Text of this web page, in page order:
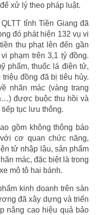
xử lý theo pháp luật.
tỉnh Tiền Giang đã
đó phát hiện 132 vụ vi
thu phạt lên đến gần
phạm trên 3,1 tỷ đồng.
phẩm, thuốc lá điện tử,
đồng đã bị tiêu hủy.
nhãn mác (vàng trang
được buộc thu hồi và
tục lưu thông.
gồm không thông báo
cơ quan chức năng,
tử nhập lậu, sản phẩm
mác, đặc biệt là trong
mô tô hai bánh.
kinh doanh trên sàn
đã xây dựng và triển
nâng cao hiệu quả bảo